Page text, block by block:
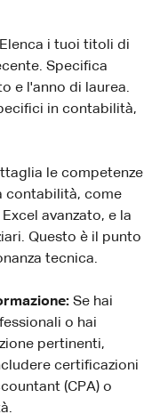
Elenca i tuoi titoli di
Specifica
e l'anno di laurea.
in contabilità,
le competenze
contabilità, come
avanzato, e la
Questo è il punto
tecnica.
Se hai
o hai
pertinenti,
certificazioni
(CPA) o